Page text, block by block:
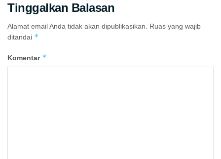
Tinggalkan Balasan
Alamat email Anda tidak akan dipublikasikan.
Ruas yang wajib
ditandai *
Komentar *